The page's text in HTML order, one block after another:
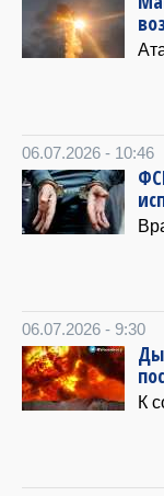
06.07.2026 - 10:46
06.07.2026 - 9:30
К